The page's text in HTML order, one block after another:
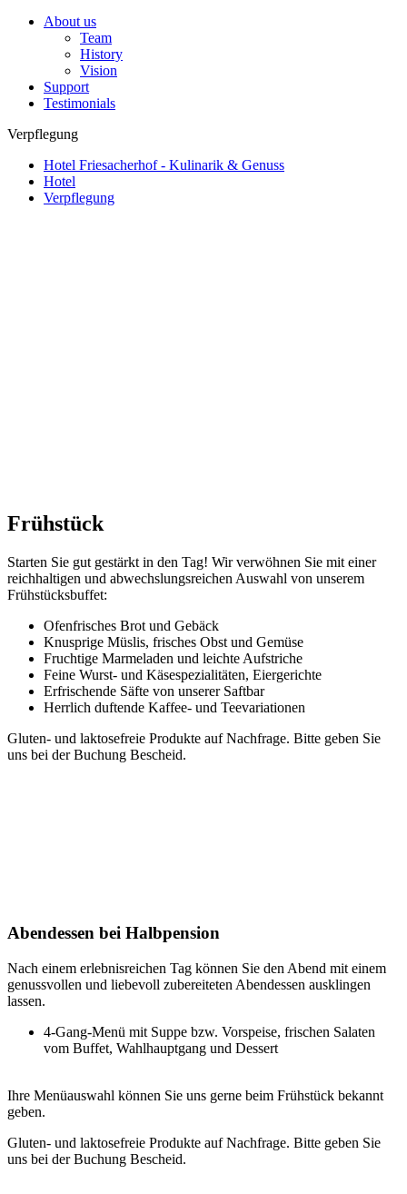
About us
Team
History
Vision
Support
Testimonials
Verpflegung
Hotel Friesacherhof - Kulinarik & Genuss
Hotel
Verpflegung
Frühstück
Starten Sie gut gestärkt in den Tag! Wir verwöhnen Sie mit einer
reichhaltigen und abwechslungsreichen Auswahl von unserem
Frühstücksbuffet:
Ofenfrisches Brot und Gebäck
Knusprige Müslis, frisches Obst und Gemüse
Fruchtige Marmeladen und leichte Aufstriche
Feine Wurst- und Käsespezialitäten, Eiergerichte
Erfrischende Säfte von unserer Saftbar
Herrlich duftende Kaffee- und Teevariationen
Gluten- und laktosefreie Produkte auf Nachfrage. Bitte geben Sie
uns bei der Buchung Bescheid.
Abendessen bei Halbpension
Nach einem erlebnisreichen Tag können Sie den Abend mit einem
genussvollen und liebevoll zubereiteten Abendessen ausklingen
lassen.
4-Gang-Menü mit Suppe bzw. Vorspeise, frischen Salaten
vom Buffet, Wahlhauptgang und Dessert
Ihre Menüauswahl können Sie uns gerne beim Frühstück bekannt
geben.
Gluten- und laktosefreie Produkte auf Nachfrage. Bitte geben Sie
uns bei der Buchung Bescheid.